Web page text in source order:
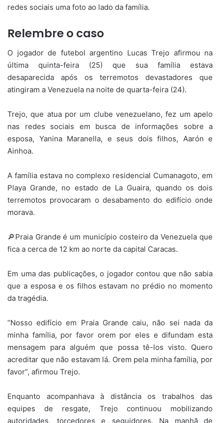
redes sociais uma foto ao lado da família.
Relembre o caso
O jogador de futebol argentino Lucas Trejo afirmou na
última quinta-feira (25) que sua família estava
desaparecida após os terremotos devastadores que
atingiram a Venezuela na noite de quarta-feira (24).
Trejo, que atua por um clube venezuelano, fez um apelo
nas redes sociais em busca de informações sobre a
esposa, Yanina Maranella, e seus dois filhos, Aarón e
Ainhoa.
A família estava no complexo residencial Cumanagoto, em
Playa Grande, no estado de La Guaira, quando os dois
terremotos provocaram o desabamento do edifício onde
morava.
🔎Praia Grande é um município costeiro da Venezuela que
fica a cerca de 12 km ao norte da capital Caracas.
Em uma das publicações, o jogador contou que não sabia
que a esposa e os filhos estavam no prédio no momento
da tragédia.
“Nosso edifício em Praia Grande caiu, não sei nada da
minha família, por favor orem por eles e difundam esta
mensagem para alguém que possa tê-los visto. Quero
acreditar que não estavam lá. Orem pela minha família, por
favor”, afirmou Trejo.
Enquanto acompanhava à distância os trabalhos das
equipes de resgate, Trejo continuou mobilizando
autoridades, torcedores e seguidores. Na manhã de